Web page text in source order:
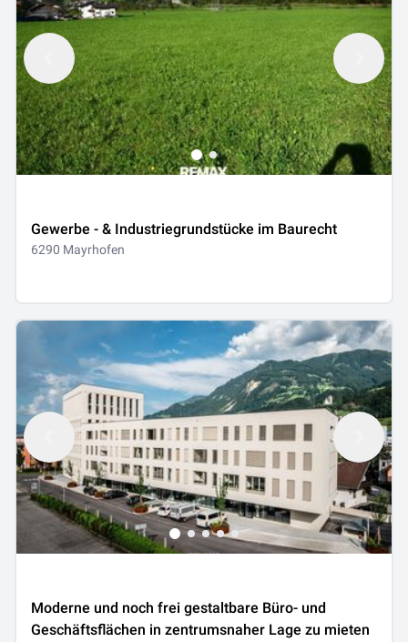
Gewerbe - & Industriegrundstücke im Baurecht
6290 Mayrhofen
Moderne und noch frei gestaltbare Büro- und
Geschäftsflächen in zentrumsnaher Lage zu mieten